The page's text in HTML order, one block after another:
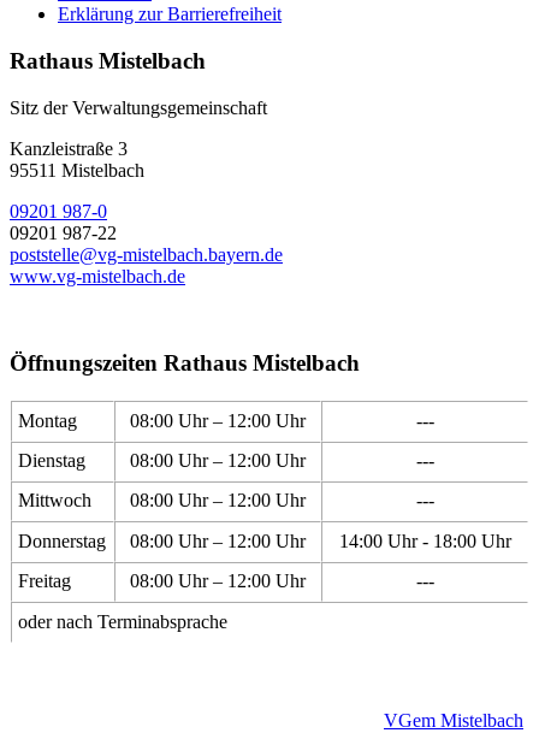
Erklärung zur Barrierefreiheit
Rathaus Mistelbach
Sitz der Verwaltungsgemeinschaft
Kanzleistraße 3
95511 Mistelbach
09201 987-0
09201 987-22
poststelle@vg-mistelbach.bayern.de
www.vg-mistelbach.de
Öffnungszeiten Rathaus Mistelbach
Montag 08:00 Uhr – 12:00 Uhr
---
Dienstag
08:00 Uhr – 12:00 Uhr
---
Mittwoch
08:00 Uhr – 12:00 Uhr
---
Donnerstag
08:00 Uhr – 12:00 Uhr
14:00 Uhr - 18:00 Uhr
Freitag
08:00 Uhr – 12:00 Uhr
---
oder nach Terminabsprache
VGem Mistelbach